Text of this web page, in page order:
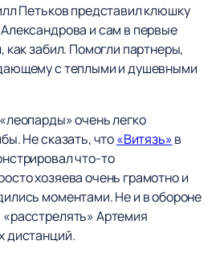
Петьков представил клюшку
и сам в первые
как забил. Помогли партнеры,
с теплыми и душевными
очень легко
Не сказать, что«Витязь»в
что-то
хозяева очень грамотно и
моментами. Не и в обороне
Артемия
дистанций.